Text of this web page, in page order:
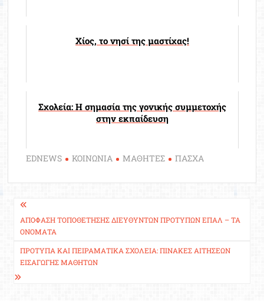
Χίος, το νησί της μαστίχας!
Σχολεία: Η σημασία της γονικής συμμετοχής
στην εκπαίδευση
EDNEWS ΚΟΙΝΩΝΙΑ ΜΑΘΗΤΕΣ ΠΑΣΧΑ
Πλοήγηση
άρθρων
ΑΠΌΦΑΣΗ ΤΟΠΟΘΈΤΗΣΗΣ ΔΙΕΥΘΥΝΤΏΝ ΠΡΌΤΥΠΩΝ ΕΠΑΛ – ΤΑ
ΟΝΌΜΑΤΑ
ΠΡΌΤΥΠΑ ΚΑΙ ΠΕΙΡΑΜΑΤΙΚΆ ΣΧΟΛΕΊΑ: ΠΊΝΑΚΕΣ ΑΙΤΉΣΕΩΝ
ΕΙΣΑΓΩΓΉΣ ΜΑΘΗΤΏΝ